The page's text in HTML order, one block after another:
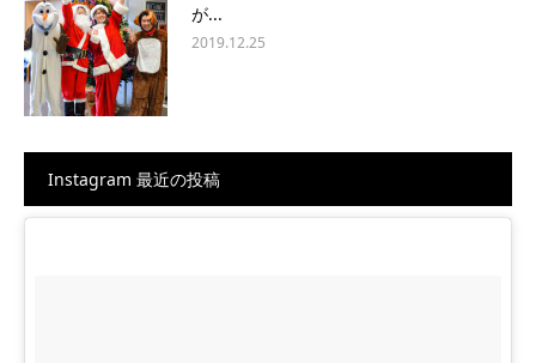
が...
2019.12.25
Instagram 最近の投稿